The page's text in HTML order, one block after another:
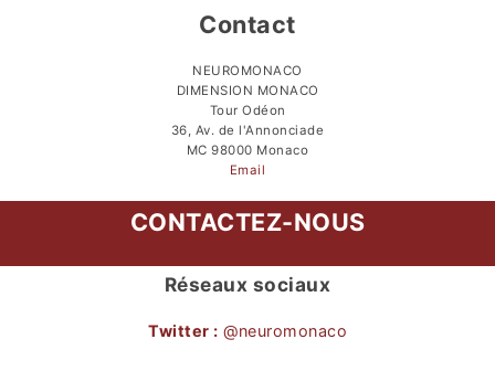
Contact
NEUROMONACO
DIMENSION MONACO
Tour Odéon
36, Av. de l'Annonciade
MC 98000 Monaco
Email
CONTACTEZ-NOUS
Réseaux sociaux
Twitter : @neuromonaco